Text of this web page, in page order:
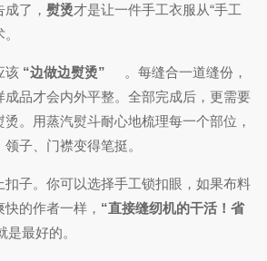
了， 熨烫才是让一件手工衣服从“手工
该 “边做边熨烫”
。每缝合一道缝份，
成品才会内外平整。全部完成后，更需要
。用蒸汽熨斗耐心地梳理每一个部位，
子、门襟变得笔挺。
子。你可以选择手工锁扣眼，如果布料
的作者一样， “直接缝纫机的干活！省
是最好的。